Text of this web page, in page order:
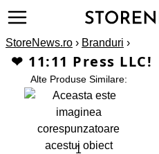
StoreNews.ro › Branduri ›
❤ 11:11 Press LLC!
Alte Produse Similare:
1